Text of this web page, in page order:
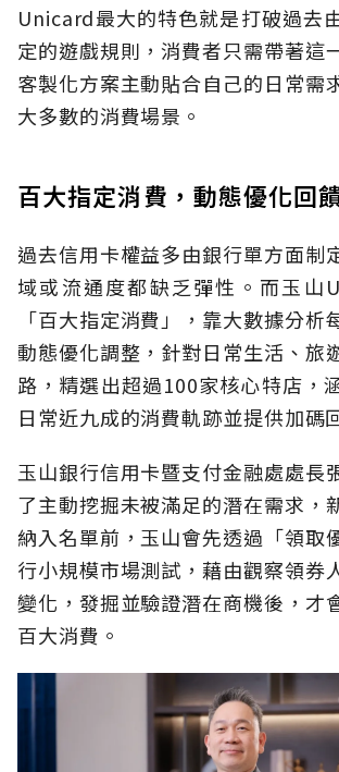
Unicard最大的特色就是打破過去
定的遊戲規則，消費者只需帶著這
客製化方案主動貼合自己的日常需
大多數的消費場景。
百大指定消費，動態優化回
過去信用卡權益多由銀行單方面制
域或流通度都缺乏彈性。而玉山
「百大指定消費」，靠大數據分析
動態優化調整，針對日常生活、旅
路，精選出超過100家核心特店，
日常近九成的消費軌跡並提供加碼
玉山銀行信用卡暨支付金融處處長
了主動挖掘未被滿足的潛在需求，
納入名單前，玉山會先透過「領取
行小規模市場測試，藉由觀察領券
變化，發掘並驗證潛在商機後，才
百大消費。